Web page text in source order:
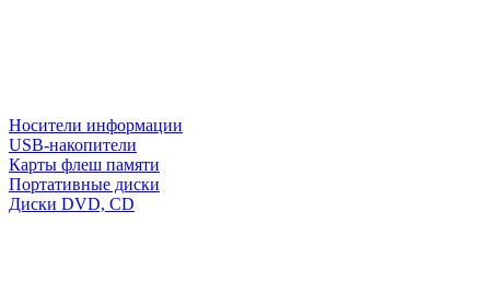
Носители информации
USB-накопители
Карты флеш памяти
Портативные диски
Диски DVD, CD